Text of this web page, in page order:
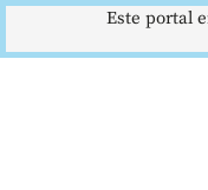
Este portal